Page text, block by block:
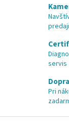
servis
Pri